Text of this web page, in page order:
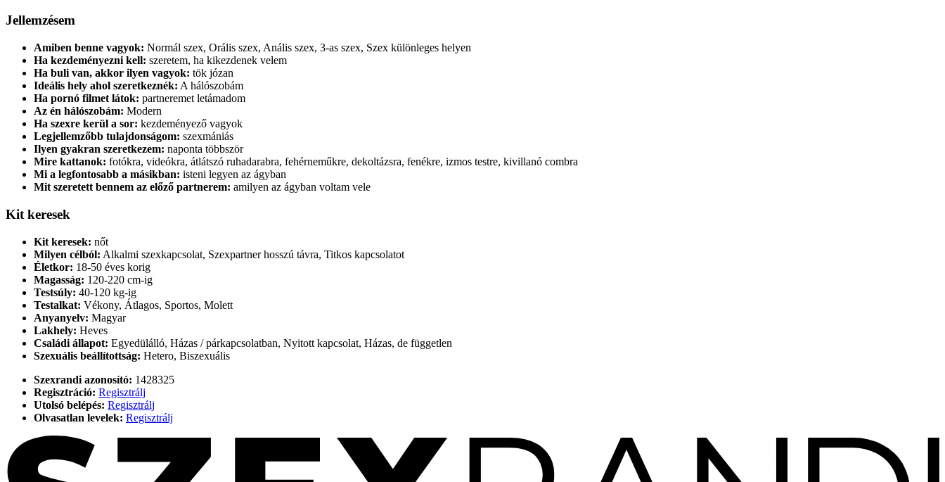
Jellemzésem
Amiben benne vagyok: Normál szex, Orális szex, Anális szex, 3-as szex, Szex különleges helyen
Ha kezdeményezni kell: szeretem, ha kikezdenek velem
Ha buli van, akkor ilyen vagyok: tök józan
Ideális hely ahol szeretkeznék: A hálószobám
Ha pornó filmet látok: partneremet letámadom
Az én hálószobám: Modern
Ha szexre kerül a sor: kezdeményező vagyok
Legjellemzőbb tulajdonságom: szexmániás
Ilyen gyakran szeretkezem: naponta többször
Mire kattanok: fotókra, videókra, átlátszó ruhadarabra, fehérneműkre, dekoltázsra, fenékre, izmos testre, kivillanó combra
Mi a legfontosabb a másikban: isteni legyen az ágyban
Mit szeretett bennem az előző partnerem: amilyen az ágyban voltam vele
Kit keresek
Kit keresek: nőt
Milyen célból: Alkalmi szexkapcsolat, Szexpartner hosszú távra, Titkos kapcsolatot
Életkor: 18-50 éves korig
Magasság: 120-220 cm-ig
Testsúly: 40-120 kg-ig
Testalkat: Vékony, Átlagos, Sportos, Molett
Anyanyelv: Magyar
Lakhely: Heves
Családi állapot: Egyedülálló, Házas / párkapcsolatban, Nyitott kapcsolat, Házas, de független
Szexuális beállítottság: Hetero, Biszexuális
Szexrandi azonosító: 1428325
Regisztráció: Regisztrálj
Utolsó belépés: Regisztrálj
Olvasatlan levelek: Regisztrálj